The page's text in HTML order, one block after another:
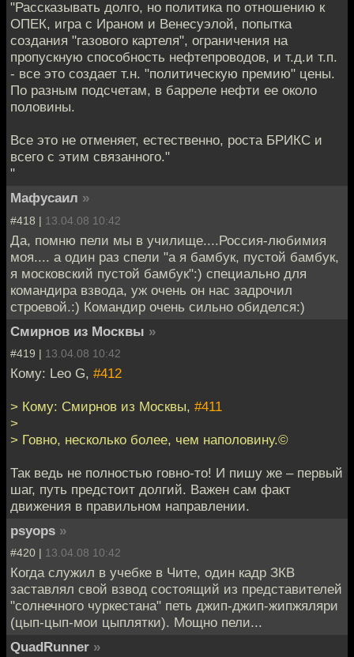
"Рассказывать долго, но политика по отношению к
ОПЕК, игра с Ираном и Венесуэлой, попытка
создания "газового картеля", ограничения на
пропускную способность нефтепроводов, и т.д.и т.п.
- все это создает т.н. "политическую премию" цены.
По разным подсчетам, в барреле нефти ее около
половины.
Все это не отменяет, естественно, роста БРИКС и
всего с этим связанного."
"
Мафусаил »
#418 | 13.04.08 10:42
Да, помню пели мы в училище....Россия-любимия
моя.... а один раз спели "а я бамбук, пустой бамбук,
я московский пустой бамбук":) специально для
командира взвода, уж очень он нас задрочил
строевой.:) Командир очень сильно обиделся:)
Смирнов из Москвы »
#419 | 13.04.08 10:42
Кому: Leo G, #412
> Кому: Смирнов из Москвы, #411
>
> Говно, несколько более, чем наполовину.©
Так ведь не полностью говно-то! И пишу же – первый
шаг, путь предстоит долгий. Важен сам факт
движения в правильном направлении.
psyops »
#420 | 13.04.08 10:42
Когда служил в учебке в Чите, один кадр ЗКВ
заставлял свой взвод состоящий из представителей
"солнечного чуркестана" петь джип-джип-жипжяляри
(цып-цып-мои цыплятки). Мощно пели...
QuadRunner »